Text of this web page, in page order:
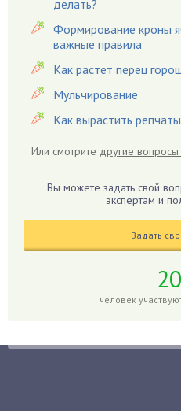
Гардения
Гацания
Гвоздики
Георгины
Герань
Гиацинт
Гиппеаструм
Годжи
Голубика
делать?
Формирование кроны
важные правила
Как растет перец
Мульчирование
Как вырастить
Или смотрите другие вопросы
Вы можете задать свой
экспертам и
Задать
человек